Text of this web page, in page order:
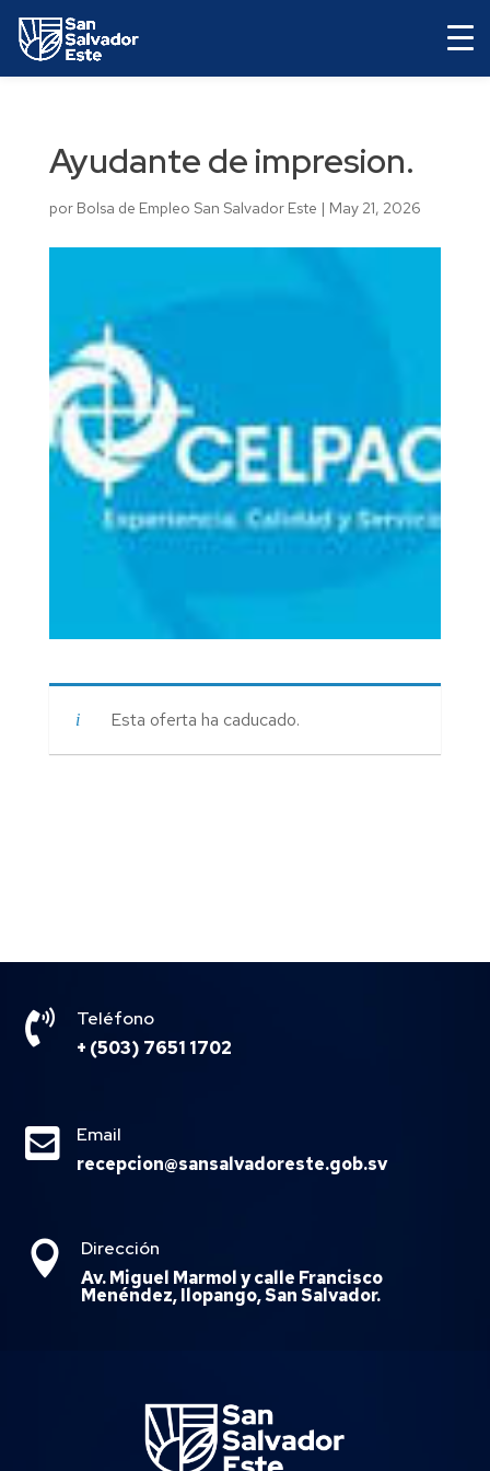
Ayudante de impresion.
por Bolsa de Empleo San Salvador Este | May 21, 2026
Esta oferta ha caducado.

Teléfono
+ (503) 7651 1702

Email
recepcion@sansalvadoreste.gob.sv

Dirección
Av. Miguel Marmol y calle Francisco
Menéndez, Ilopango, San Salvador.